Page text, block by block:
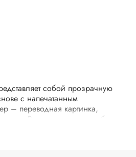
собой прозрачную
с напечатанным
– переводная картинка,
Ваше изделие приобретет
Трансферной бумагой